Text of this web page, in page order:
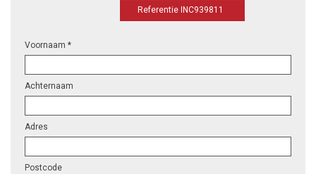
Referentie INC939811
Voornaam *
Achternaam
Adres
Postcode